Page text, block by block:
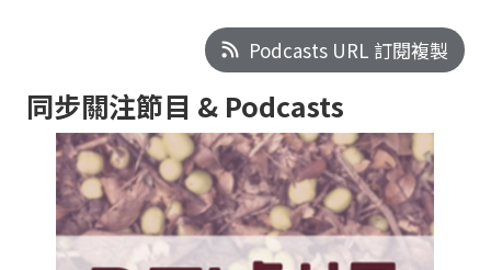
Podcasts URL 訂閱複製
同步關注節目 & Podcasts